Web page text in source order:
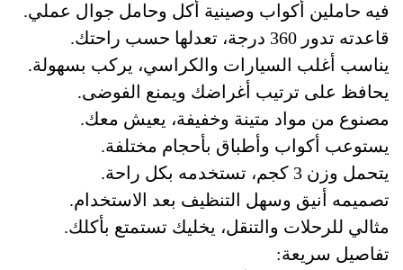
فيه حاملين أكواب وصينية أكل وحامل جوال عملي.
قاعدته تدور 360 درجة، تعدلها حسب راحتك.
يناسب أغلب السيارات والكراسي، يركب بسهولة.
يحافظ على ترتيب أغراضك ويمنع الفوضى.
مصنوع من مواد متينة وخفيفة، يعيش معك.
يستوعب أكواب وأطباق بأحجام مختلفة.
يتحمل وزن 3 كجم، تستخدمه بكل راحة.
تصميمه أنيق وسهل التنظيف بعد الاستخدام.
مثالي للرحلات والتنقل، يخليك تستمتع بأكلك.
تفاصيل سريعة: